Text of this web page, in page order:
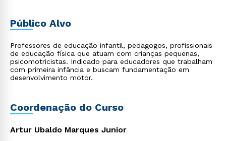
Público Alvo
Professores de educação infantil, pedagogos, profissionais
de educação física que atuam com crianças pequenas,
psicomotricistas. Indicado para educadores que trabalham
com primeira infância e buscam fundamentação em
desenvolvimento motor.
Coordenação do Curso
Artur Ubaldo Marques Junior